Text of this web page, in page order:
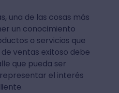
una de las cosas más
un conocimiento
o servicios que
ventas exitoso debe
que pueda ser
el interés